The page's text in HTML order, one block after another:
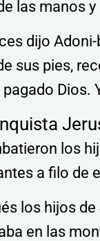
las manos y
dijo
sus pies,
Dios.
los
a filo de
los hijos
en las